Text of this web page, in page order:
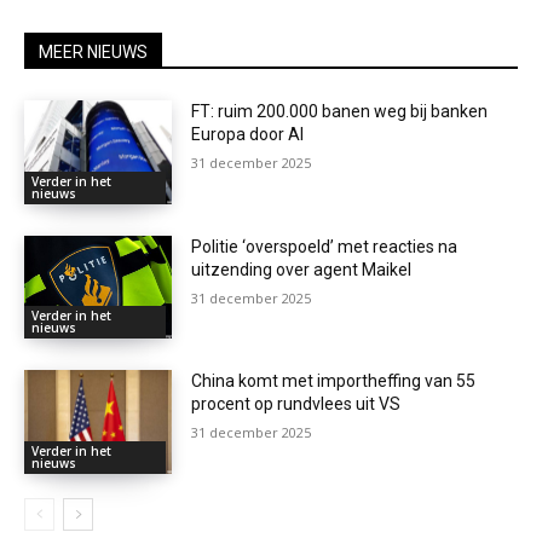
MEER NIEUWS
Verder in het
nieuws
FT: ruim 200.000 banen weg bij banken
Europa door AI
31 december 2025
Verder in het
nieuws
Politie ‘overspoeld’ met reacties na
uitzending over agent Maikel
31 december 2025
Verder in het
nieuws
China komt met importheffing van 55
procent op rundvlees uit VS
31 december 2025